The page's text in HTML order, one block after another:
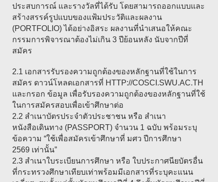
ประสบการณ์ และรางวัลที่ได้รับ โดยสามารถออกแบบและ
สร้างสรรค์รูปแบบของแฟ้มประวัติและผลงาน
(PORTFOLIO) ได้อย่างอิสระ ผลงานที่นำเสนอให้คณะ
กรรมการพิจารณาต้องไม่เกิน 3 ปีย้อนหลัง นับจากปีที่
สมัคร
2.1 เอกสารรับรองความถูกต้องของหลักฐานที่ใช้ในการ
สมัคร ดาวน์โหลดเอกสารที่ HTTP://COSCI.SWU.AC.TH
และกรอก ข้อมูล เพื่อรับรองความถูกต้องของหลักฐานที่ใช้
ในการสมัครสอบเพื่อเข้าศึกษาต่อ
2.2 สำเนาบัตรประจำตัวประชาชน หรือ สำเนา
หนังสือเดินทาง (PASSPORT) จำนวน 1 ฉบับ พร้อมระบุ
ข้อความ “ใช้เพื่อสมัครเข้าศึกษาที่ มศว ปีการศึกษา
2569 เท่านั้น”
2.3 สำเนาใบระเบียนการศึกษา หรือ ใบประกาศนียบัตรอื่น
ที่กระทรวงศึกษาเทียบเท่าพร้อมมีเอกสารที่ระบุคะแนน